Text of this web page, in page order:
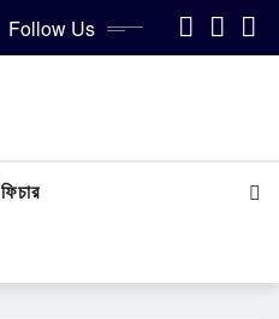
Follow Us
ফিচার